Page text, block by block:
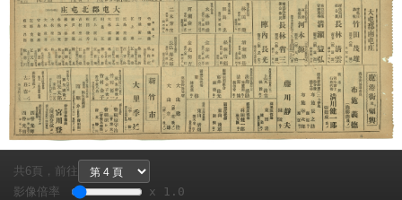
共 6頁，
前往
影像倍率
x 1.0